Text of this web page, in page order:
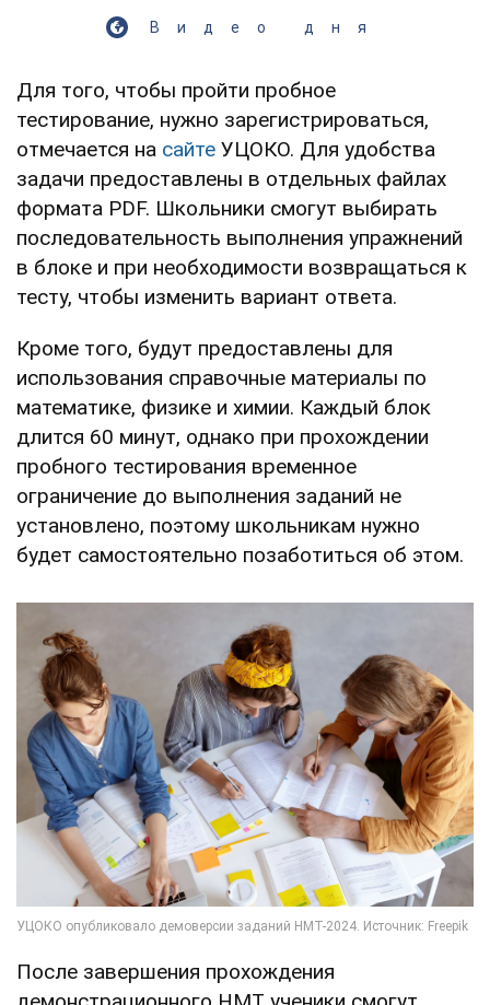
Видео дня
Для того, чтобы пройти пробное
тестирование, нужно зарегистрироваться,
отмечается на сайте УЦОКО. Для удобства
задачи предоставлены в отдельных файлах
формата PDF. Школьники смогут выбирать
последовательность выполнения упражнений
в блоке и при необходимости возвращаться к
тесту, чтобы изменить вариант ответа.
Кроме того, будут предоставлены для
использования справочные материалы по
математике, физике и химии. Каждый блок
длится 60 минут, однако при прохождении
пробного тестирования временное
ограничение до выполнения заданий не
установлено, поэтому школьникам нужно
будет самостоятельно позаботиться об этом.
После завершения прохождения